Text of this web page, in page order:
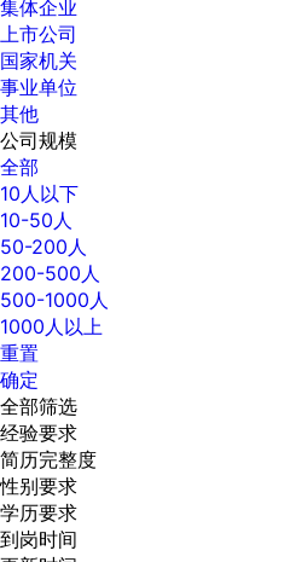
集体企业
上市公司
国家机关
事业单位
其他
公司规模
全部
10人以下
10-50人
50-200人
200-500人
500-1000人
1000人以上
重置
确定
全部筛选
经验要求
简历完整度
性别要求
学历要求
到岗时间